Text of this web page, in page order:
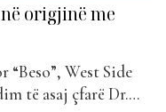
origjinë me
West Side
të asaj çfarë Dr.